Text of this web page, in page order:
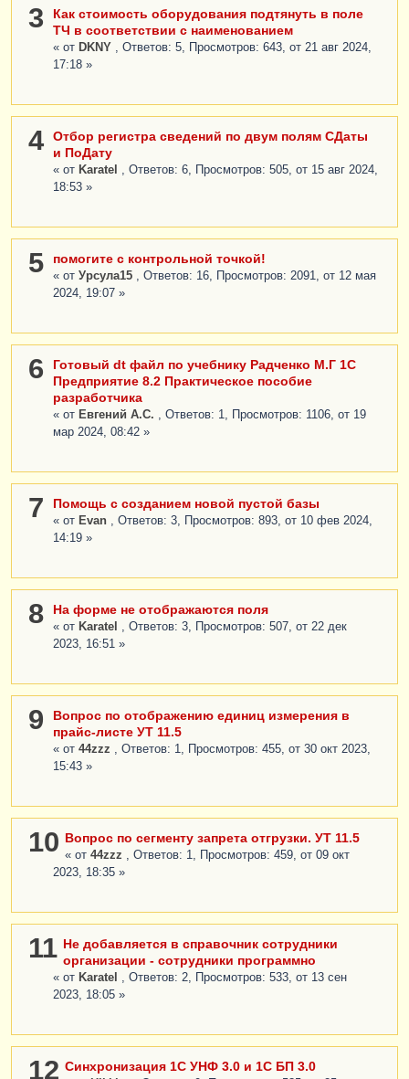
3
Как стоимость оборудования подтянуть в поле
ТЧ в соответствии с наименованием
« от DKNY
, Ответов: 5, Просмотров: 643, от 21 авг 2024,
17:18 »
4
Отбор регистра сведений по двум полям СДаты
и ПоДату
« от Karatel
, Ответов: 6, Просмотров: 505, от 15 авг 2024,
18:53 »
5 помогите с контрольной точкой!
« от Урсула15
, Ответов: 16, Просмотров: 2091, от 12 мая
2024, 19:07 »
6
Готовый dt файл по учебнику Радченко М.Г 1С
Предприятие 8.2 Практическое пособие
разработчика
« от Евгений А.С.
, Ответов: 1, Просмотров: 1106, от 19
мар 2024, 08:42 »
7 Помощь с созданием новой пустой базы
« от Evan
, Ответов: 3, Просмотров: 893, от 10 фев 2024,
14:19 »
8 На форме не отображаются поля
« от Karatel
, Ответов: 3, Просмотров: 507, от 22 дек
2023, 16:51 »
9
Вопрос по отображению единиц измерения в
прайс-листе УТ 11.5
« от 44zzz
, Ответов: 1, Просмотров: 455, от 30 окт 2023,
15:43 »
10 Вопрос по сегменту запрета отгрузки. УТ 11.5
« от 44zzz
, Ответов: 1, Просмотров: 459, от 09 окт
2023, 18:35 »
11 Не добавляется в справочник сотрудники
организации - сотрудники программно
« от Karatel
, Ответов: 2, Просмотров: 533, от 13 сен
2023, 18:05 »
12 Синхронизация 1С УНФ 3.0 и 1С БП 3.0